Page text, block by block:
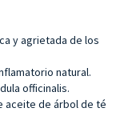
y agrietada de los
natural.
officinalis.
aceite de árbol de té